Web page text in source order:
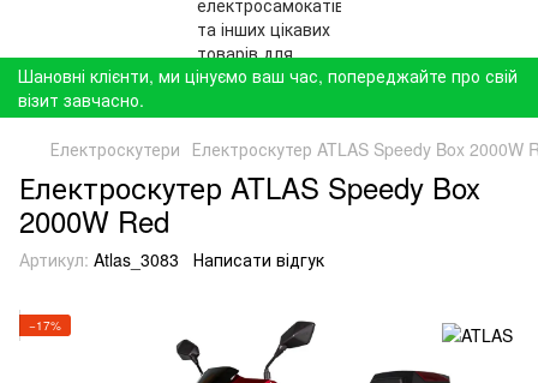
Шановні клієнти, ми цінуємо ваш час, попереджайте про свій
візит завчасно.
Електроскутери Електроскутер ATLAS Speedy Box 2000W
Електроскутер ATLAS Speedy Box
2000W Red
Артикул: Atlas_3083 Написати відгук
−17%